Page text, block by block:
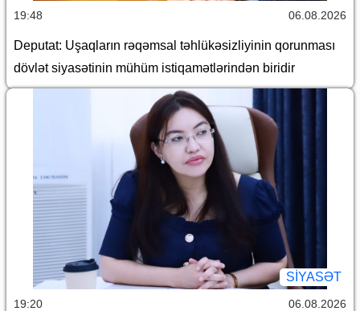
19:48 06.08.2026
Deputat: Uşaqların rəqəmsal təhlükəsizliyinin qorunması
dövlət siyasətinin mühüm istiqamətlərindən biridir
SİYASƏT
19:20 06.08.2026